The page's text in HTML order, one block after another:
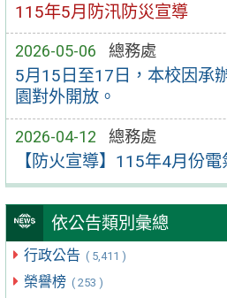
115年5月防汛防災宣導
2026-05-06 總務處
5月15日至17日，本校因承
園對外開放。
2026-04-12 總務處
【防火宣導】115年4月份
依公告類別彙總
行政公告 ( 5,411 )
榮譽榜 ( 253 )